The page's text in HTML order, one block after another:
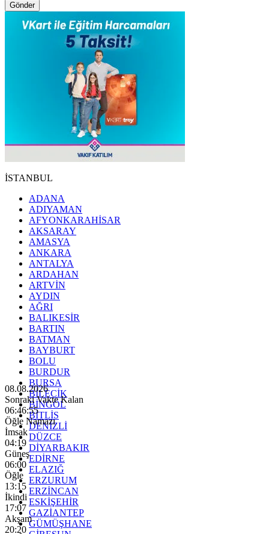
Gönder
İSTANBUL
ADANA
ADIYAMAN
AFYONKARAHİSAR
AKSARAY
AMASYA
ANKARA
ANTALYA
ARDAHAN
ARTVİN
AYDIN
AĞRI
BALIKESİR
BARTIN
BATMAN
BAYBURT
BOLU
BURDUR
BURSA
BİLECİK
BİNGÖL
BİTLİS
DENİZLİ
DÜZCE
DİYARBAKIR
EDİRNE
ELAZIĞ
ERZURUM
ERZİNCAN
ESKİŞEHİR
GAZİANTEP
GÜMÜŞHANE
08.08.2026
Sonraki Vakte Kalan
06:46:54
Öğle Namazı
İmsak
04:19
Güneş
06:00
Öğle
13:15
İkindi
17:07
Akşam
20:20